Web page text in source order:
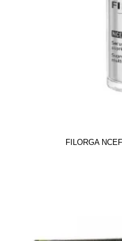
FILORGA